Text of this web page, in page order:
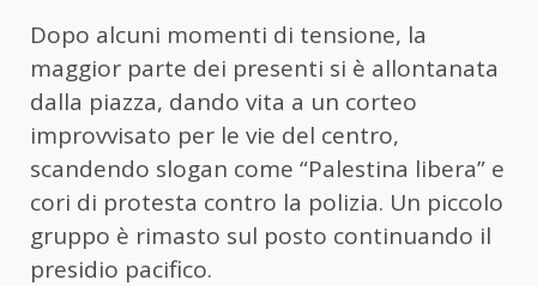
Dopo alcuni momenti di tensione, la
maggior parte dei presenti si è allontanata
dalla piazza, dando vita a un corteo
improvvisato per le vie del centro,
scandendo slogan come “Palestina libera” e
cori di protesta contro la polizia. Un piccolo
gruppo è rimasto sul posto continuando il
presidio pacifico.